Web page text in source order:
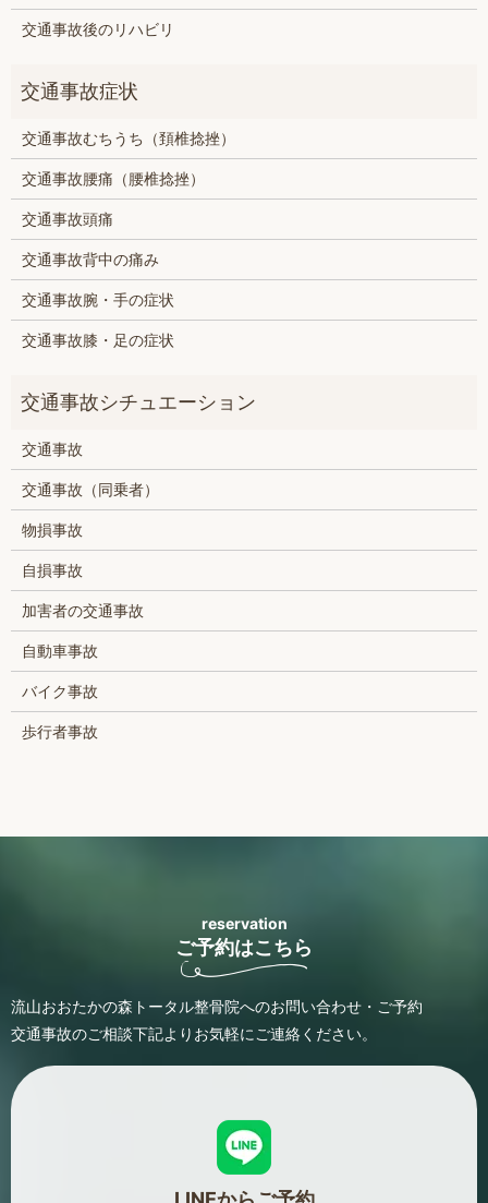
交通事故後のリハビリ
交通事故むちうち（頚椎捻挫）
交通事故腰痛（腰椎捻挫）
交通事故頭痛
交通事故背中の痛み
交通事故腕・手の症状
交通事故膝・足の症状
交通事故
交通事故（同乗者）
物損事故
自損事故
加害者の交通事故
自動車事故
バイク事故
歩行者事故
reservation
ご予約はこちら
流山おおたかの森トータル整骨院へのお問い合わせ・ご予約
交通事故のご相談下記よりお気軽にご連絡ください。